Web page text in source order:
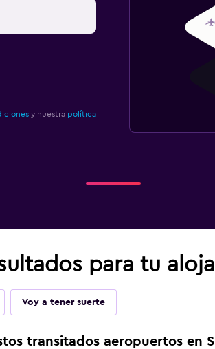
y nuestra política
para tu
Voy a tener suerte
transitados aeropuertos en